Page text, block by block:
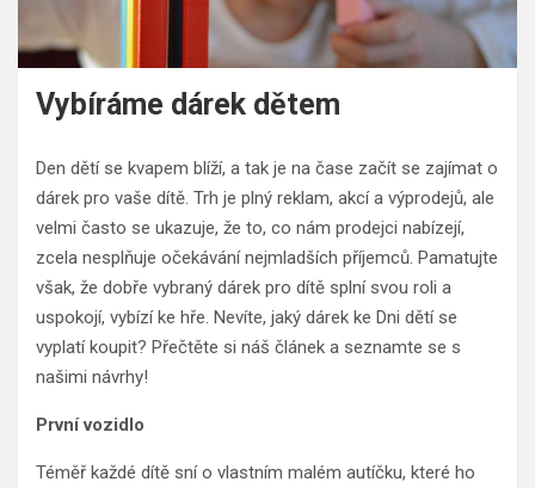
Vybíráme dárek dětem
Den dětí se kvapem blíží, a tak je na čase začít se zajímat o
dárek pro vaše dítě. Trh je plný reklam, akcí a výprodejů, ale
velmi často se ukazuje, že to, co nám prodejci nabízejí,
zcela nesplňuje očekávání nejmladších příjemců. Pamatujte
však, že dobře vybraný dárek pro dítě splní svou roli a
uspokojí, vybízí ke hře. Nevíte, jaký dárek ke Dni dětí se
vyplatí koupit? Přečtěte si náš článek a seznamte se s
našimi návrhy!
První vozidlo
Téměř každé dítě sní o vlastním malém autíčku, které ho